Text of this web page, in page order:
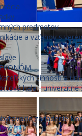
predmetov
a vzťahov s
činností a
hala -
zariadenie